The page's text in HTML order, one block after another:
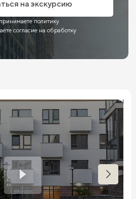
на экскурсию
политику
согласие на обработку